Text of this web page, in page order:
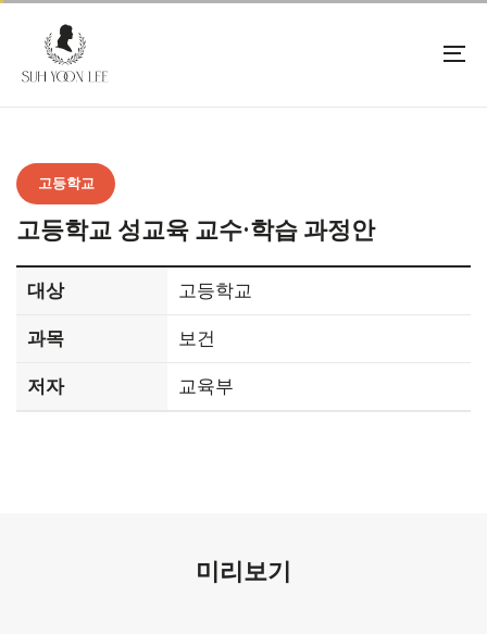
Skip
Skip
primary
navigation
content
고등학교
고등학교 성교육 교수·학습 과정안
대상
고등학교
과목
보건
저자
교육부
미리보기